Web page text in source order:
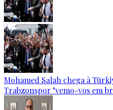
Mohamed Salah chega à
Trabzonspor "vemo-vos em